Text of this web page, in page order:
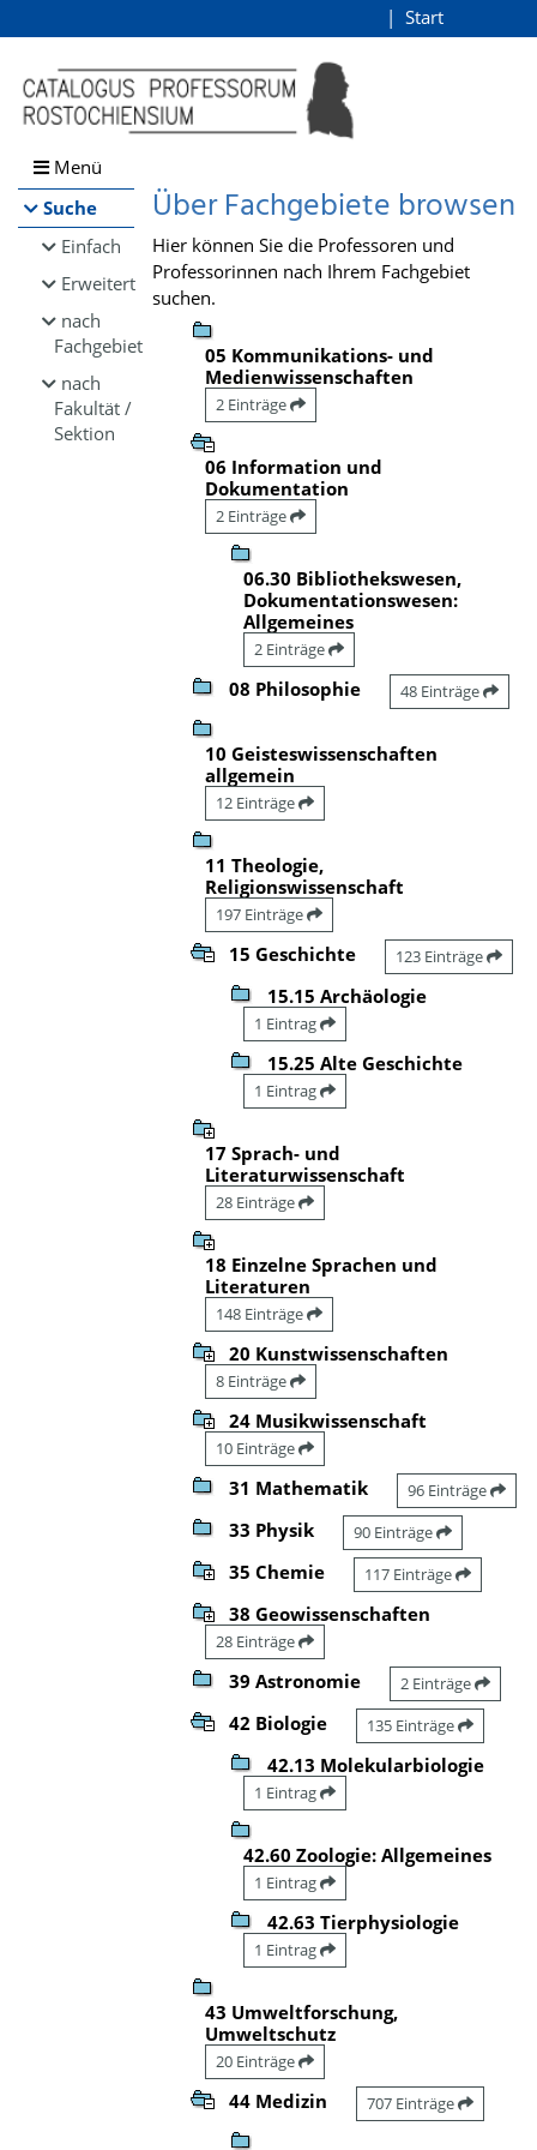
Browsen
direkt zum Inhalt
Start
Menü
Suche
Einfach
Erweitert
nach
Fachgebiet
nach
Fakultät /
Sektion
Über Fachgebiete browsen
Hier können Sie die Professoren und
Professorinnen nach Ihrem Fachgebiet
suchen.
05 Kommunikations- und
Medienwissenschaften
2 Einträge
06 Information und
Dokumentation
2 Einträge
06.30 Bibliothekswesen,
Dokumentationswesen:
Allgemeines
2 Einträge
08 Philosophie 48 Einträge
10 Geisteswissenschaften
allgemein
12 Einträge
11 Theologie,
Religionswissenschaft
197 Einträge
15 Geschichte 123 Einträge
15.15 Archäologie
1 Eintrag
15.25 Alte Geschichte
1 Eintrag
17 Sprach- und
Literaturwissenschaft
28 Einträge
18 Einzelne Sprachen und
Literaturen
148 Einträge
20 Kunstwissenschaften
8 Einträge
24 Musikwissenschaft
10 Einträge
31 Mathematik 96 Einträge
33 Physik 90 Einträge
35 Chemie 117 Einträge
38 Geowissenschaften
28 Einträge
39 Astronomie 2 Einträge
42 Biologie 135 Einträge
42.13 Molekularbiologie
1 Eintrag
42.60 Zoologie: Allgemeines
1 Eintrag
42.63 Tierphysiologie
1 Eintrag
43 Umweltforschung,
Umweltschutz
20 Einträge
44 Medizin 707 Einträge